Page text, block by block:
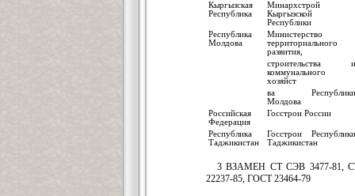
Кыргызская
Республика
Минархстрой
Кыргызской
Республики
Республика
Молдова
Министерство
территориального
развития,
строительства и
коммунального
хозяйст
ва Республики
Молдова
Российская
Федерация
Госстрои России
Республика
Таджикистан
Госстрои Республики
Таджикистан
3 ВЗАМЕН СТ СЭВ 3477-81,
22237-85, ГОСТ 23464-79